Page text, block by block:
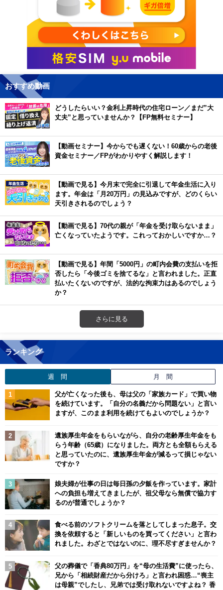
おすすめ動画
どうしたらいい？金利上昇時代の住宅ローン／まだ”大
丈夫”と思っていませんか？【FP無料セミナー】
【動画セミナー】今からでも遅くない！60歳からの老後
資金セミナー／FPがわかりやすく解説します！
【動画で見る】今月末で完全に引退して年金生活に入り
ます。年金は「月20万円」の見込みですが、どのくらい
天引きされるのでしょう？
【動画で見る】70代の親が「年金を受け取らないまま」
亡くなっていたようです。これっておかしいですか…？
【動画で見る】年間「5000円」の町内会費の支払いを拒
否したら「今後ゴミを捨てるな」と言われました。正直
払いたくないのですが、法的な拘束力はあるのでしょう
か？
さらに見る
ランキング
週 間 月 間
父が亡くなった後も、母は父の「家族カード」で買い物
を続けています。「自分の名義だから問題ない」と言い
ますが、このまま利用を続けてもよいのでしょうか？
遺族厚生年金をもらいながら、自分の老齢厚生年金をも
らう年齢（65歳）になりました。両方とも全額もらえる
と思っていたのに、遺族厚生年金が減るって損じゃない
ですか？
娘夫婦が仕事の日は毎日孫の夕飯を作っています。家計
への負担も増えてきましたが、祖父母なら無償で協力す
るのが普通でしょうか？
食べる前のソフトクリームを落としてしまった息子。交
換を依頼すると「新しいものを買ってください」と言わ
れました。わざとではないのに、理不尽すぎませんか？
父の葬儀で「香典80万円」を“母の生活費”に使ったら、
兄から「相続財産だから分けろ」と言われ困惑…“喪主
は母親”でしたし、兄弟では受け取れないですよね？ 香